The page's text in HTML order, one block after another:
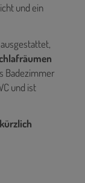
und ein
Badezimmer
und ist
kürzlich